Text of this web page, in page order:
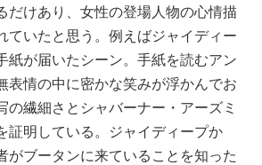
けあり、女性の登場人物の心情描
ていたと思う。例えばジャイディー
紙が届いたシーン。手紙を読むアン
表情の中に密かな笑みが浮かんでお
の繊細さとシャバーナー・アーズミ
証明している。ジャイディープか
がブータンに来ていることを知った